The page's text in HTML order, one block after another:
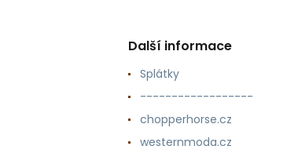
Další informace
Splátky
------------------
chopperhorse.cz
westernmoda.cz